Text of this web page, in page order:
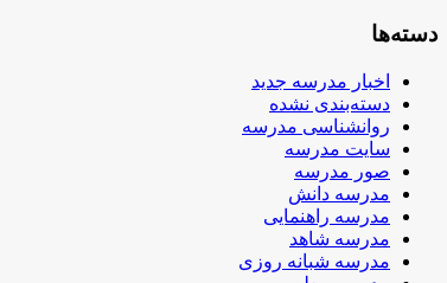
دسته‌ها
اخبار مدرسه جدید
دسته‌بندی نشده
روانشناسی مدرسه
سایت مدرسه
صور مدرسه
مدرسه دانش
مدرسه راهنمایی
مدرسه شاهد
مدرسه شبانه روزی